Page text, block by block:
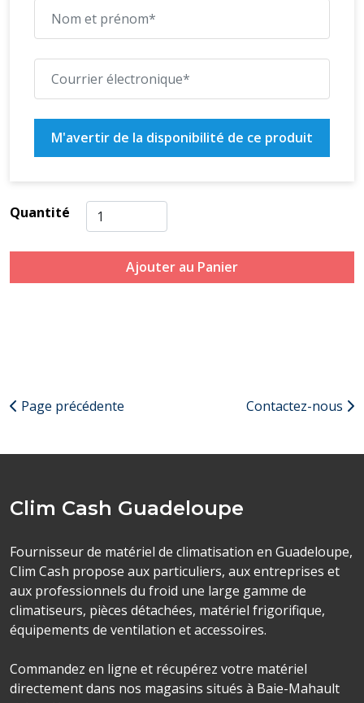
M'avertir de la disponibilité de ce produit
Quantité
Ajouter au Panier
Page précédente Contactez-nous
Clim Cash Guadeloupe
Fournisseur de matériel de climatisation en Guadeloupe,
Clim Cash propose aux particuliers, aux entreprises et
aux professionnels du froid une large gamme de
climatiseurs, pièces détachées, matériel frigorifique,
équipements de ventilation et accessoires.
Commandez en ligne et récupérez votre matériel
directement dans nos magasins situés à Baie-Mahault